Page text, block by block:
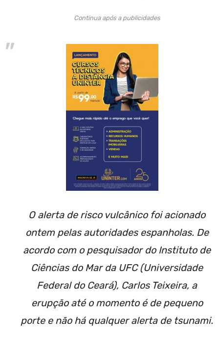
Continua após a publicidades
O alerta de risco vulcânico foi acionado
ontem pelas autoridades espanholas. De
acordo com o pesquisador do Instituto de
Ciências do Mar da UFC (Universidade
Federal do Ceará), Carlos Teixeira, a
erupção até o momento é de pequeno
porte e não há qualquer alerta de tsunami.